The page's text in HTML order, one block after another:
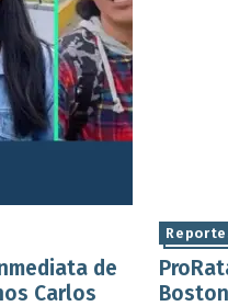
de
Carlos